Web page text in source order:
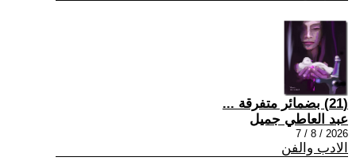
(21) بضمائر متفرقة ...
عبد العاطي جميل
2026 / 8 / 7
الادب والفن